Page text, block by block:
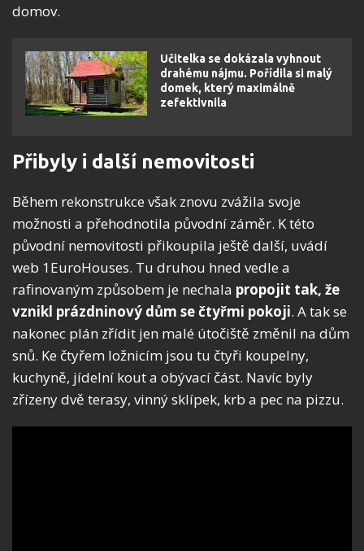
domov.
Učitelka se dokázala vyhnout
drahému nájmu. Pořídila si malý
domek, který maximálně
zefektivnila
Přibyly i další nemovitosti
Během rekonstrukce však znovu zvážila svoje
možnosti a přehodnotila původní záměr. K této
původní nemovitosti přikoupila ještě další, uvádí
web 1EuroHouses. Tu druhou hned vedle a
rafinovaným způsobem je nechala propojit tak, že
vznikl prázdninový dům se čtyřmi pokoji. A tak se
nakonec plán zřídit jen malé útočiště změnil na dům
snů. Ke čtyřem ložnicím jsou tu čtyři koupelny,
kuchyně, jídelní kout a obývací část. Navíc byly
zřízeny dvě terasy, vinný sklípek, krb a pec na pizzu.